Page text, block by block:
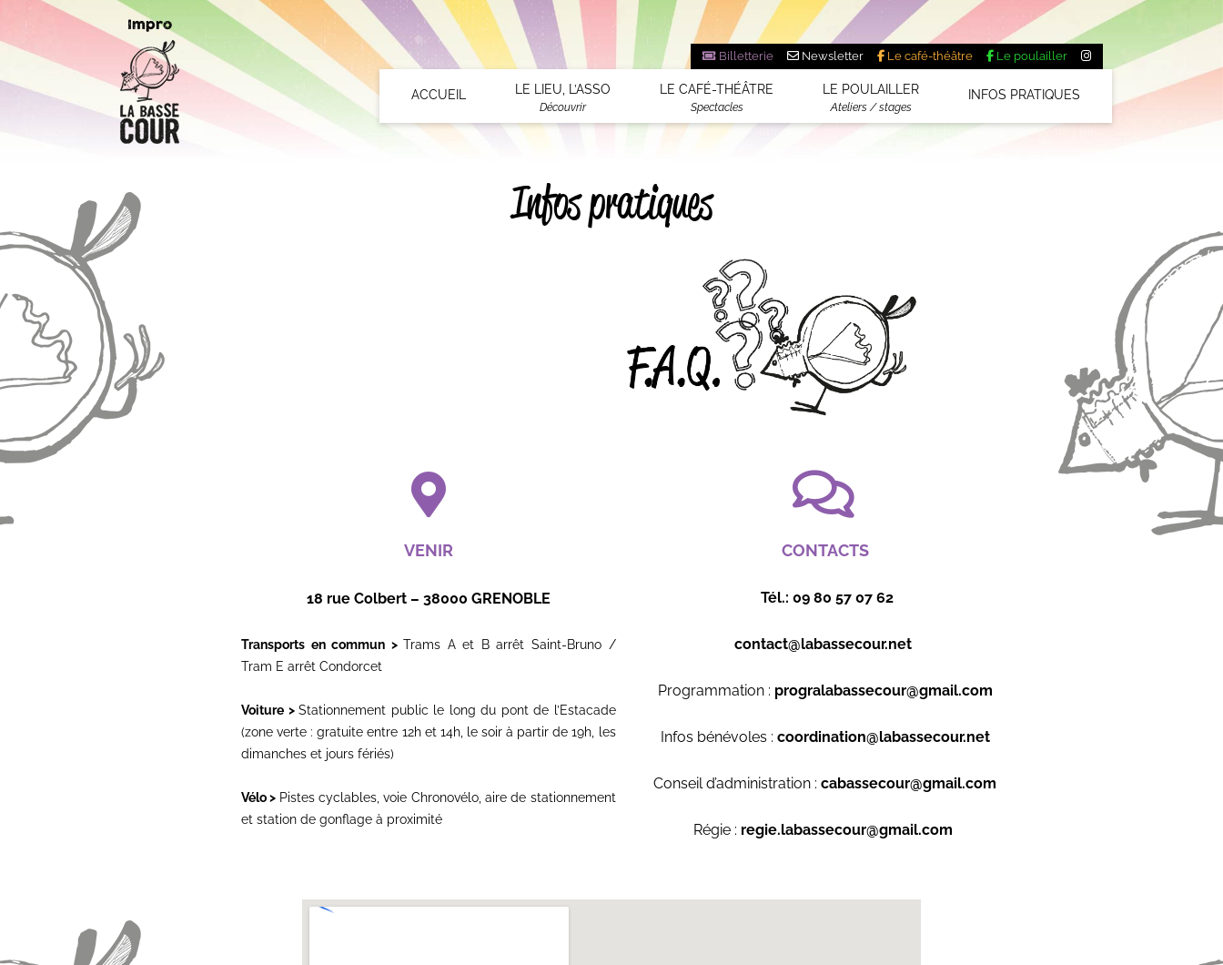
Impro Billetterie Newsletter Le café-théâtre Le poulailler
ACCUEIL LE LIEU, L’ASSO
Découvrir
LE CAFÉ-THÉÂTRE
Spectacles
LE POULAILLER
Ateliers / stages
INFOS PRATIQUES
Infos pratiques
VENIR
18 rue Colbert – 38000 GRENOBLE
Transports en commun >Trams A et B arrêt Saint-Bruno /
Tram E arrêt Condorcet
Voiture > Stationnement public le long du pont de l’Estacade
(zone verte : gratuite entre 12h et 14h, le soir à partir de 19h, les
dimanches et jours fériés)
Vélo > Pistes cyclables, voie Chronovélo, aire de stationnement
et station de gonflage à proximité
CONTACTS
Tél.: 09 80 57 07 62
contact@labassecour.net
Programmation : progralabassecour@gmail.com
Infos bénévoles : coordination@labassecour.net
Conseil d’administration : cabassecour@gmail.com
Régie : regie.labassecour@gmail.com